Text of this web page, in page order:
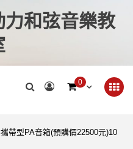
和弦音樂教
0
帶型PA音箱(預購價22500元)10